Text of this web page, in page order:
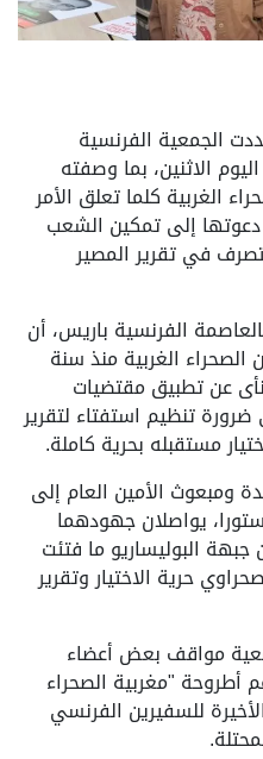
(واص) - نددت الجمعية الفرنسية
الاثنين، بما وصفته
الغربية كلما تعلق الأمر
دعوتها إلى تمكين الشعب
في تقرير المصير
الفرنسية باريس، أن
الصحراء الغربية منذ سنة
عن تطبيق مقتضيات
تنظيم استفتاء لتقرير
مستقبله بحرية كاملة.
ومبعوث الأمين العام إلى
يواصلان جهودهما
جبهة البوليساريو ما فتئت
حرية الاختيار وتقرير
مواقف بعض أعضاء
"مغربية الصحراء
للسفيرين الفرنسي